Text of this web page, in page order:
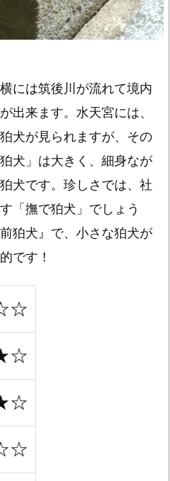
には筑後川が流れて境内
出来ます。水天宮には、
犬が見られますが、その
犬」は大きく、細身なが
犬です。珍しさでは、社
「撫で狛犬」でしょう
狛犬』で、小さな狛犬が
です！